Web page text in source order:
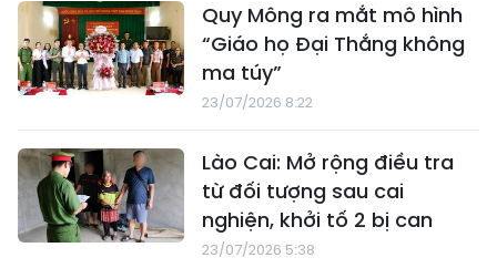
Quy Mông ra mắt mô hình
“Giáo họ Đại Thắng không
ma túy”
23/07/2026 8:22
Lào Cai: Mở rộng điều tra
từ đối tượng sau cai
nghiện, khởi tố 2 bị can
23/07/2026 5:38